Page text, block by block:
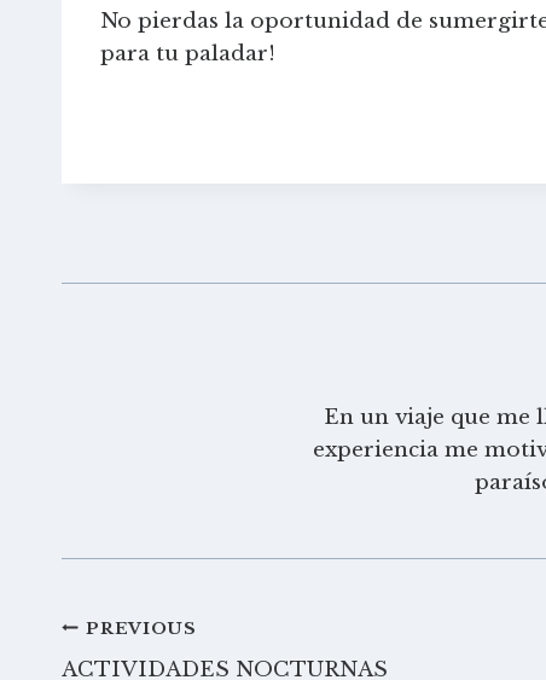
No pierdas la oportunidad de
para tu paladar!
En un viaje que me
experiencia me
Navegación
PREVIOUS
ACTIVIDADES NOCTURNAS